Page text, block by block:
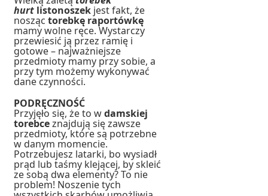
hurt listonoszek jest fakt, że
nosząctorebkę raportówkę
mamy wolne ręce. Wystarczy
przewiesić ją przez ramię i
gotowe – najważniejsze
przedmioty mamy przy sobie, a
przy tym możemy wykonywać
dane czynności.
PODRĘCZNOŚĆ
Przyjęło się, że to wdamskiej
torebceznajdują się zawsze
przedmioty, które są potrzebne
w danym momencie.
Potrzebujesz latarki, bo wysiadł
prąd lub taśmy klejącej, by skleić
ze sobą dwa elementy? To nie
problem! Noszenie tych